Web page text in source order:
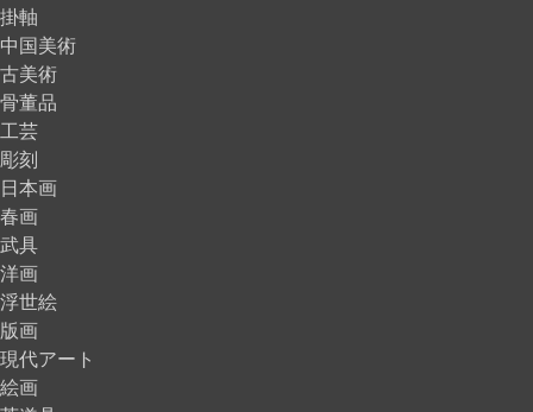
掛軸
中国美術
古美術
骨董品
工芸
彫刻
日本画
春画
武具
洋画
浮世絵
版画
現代アート
絵画